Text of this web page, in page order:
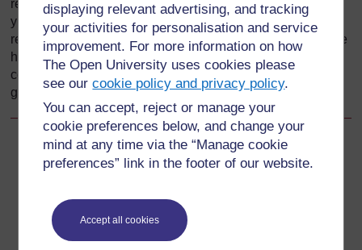
displaying relevant advertising, and tracking
your activities for personalisation and service
improvement. For more information on how
The Open University uses cookies please
see ourcookie policy and privacy policy.
You can accept, reject or manage your
cookie preferences below, and change your
mind at any time via the “Manage cookie
preferences” link in the footer of our website.
Accept all cookies
rendimiento también se pueden usar para fines de gestión
y responsabilidad
Nota a pie de página
. Este tipo de evaluaciones
responsabiliza a los docentes de su rendimiento y requiere
herramientas de evaluación bien diseñadas, válidas y
comparables, así como de asesores capacitados para
garantizar la imparcialidad de los criterios.
AnteriorAnterior
Siguiente
Siguiente